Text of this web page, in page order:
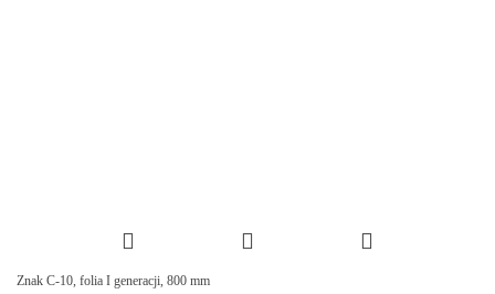
Znak C-10, folia I generacji, 800 mm